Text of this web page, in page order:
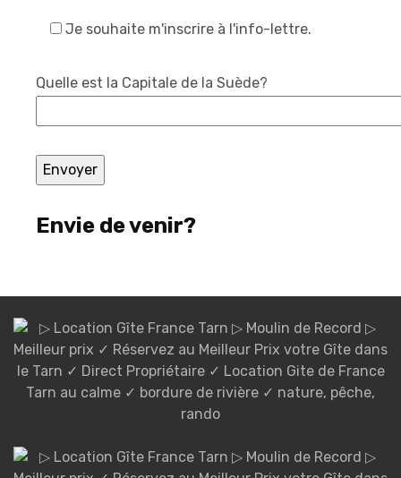
Je souhaite m'inscrire à l'info-lettre.
Quelle est la Capitale de la Suède?
Envie de venir?